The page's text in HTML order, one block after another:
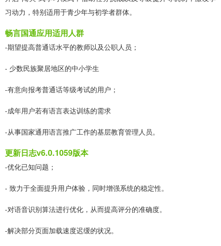
习动力，特别适用于青少年与初学者群体。
畅言国通应用适用人群
-期望提高普通话水平的教师以及公职人员；
- 少数民族聚居地区的中小学生
-有意向报考普通话等级考试的用户；
-成年用户若有语言表达训练的需求
-从事国家通用语言推广工作的基层教育管理人员。
更新日志v6.0.1059版本
-优化已知问题；
- 致力于全面提升用户体验，同时增强系统的稳定性。
-对语音识别算法进行优化，从而提高评分的准确度。
-解决部分页面加载速度迟缓的状况。